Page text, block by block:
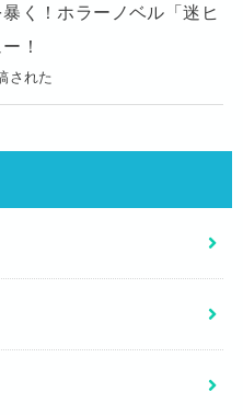
く！ホラーノベル「迷ヒ
！
された